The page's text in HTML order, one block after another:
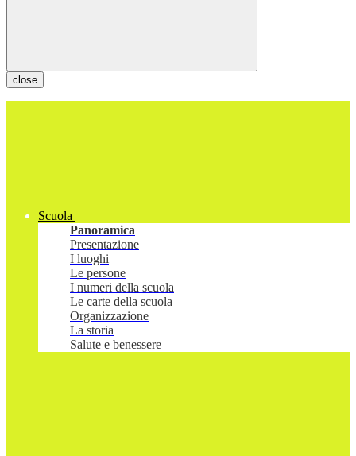
close
Scuola
Panoramica
Presentazione
I luoghi
Le persone
I numeri della scuola
Le carte della scuola
Organizzazione
La storia
Salute e benessere